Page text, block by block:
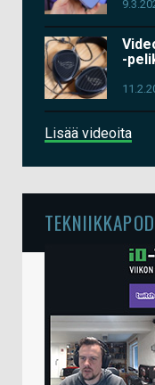
-
Lisää videoita